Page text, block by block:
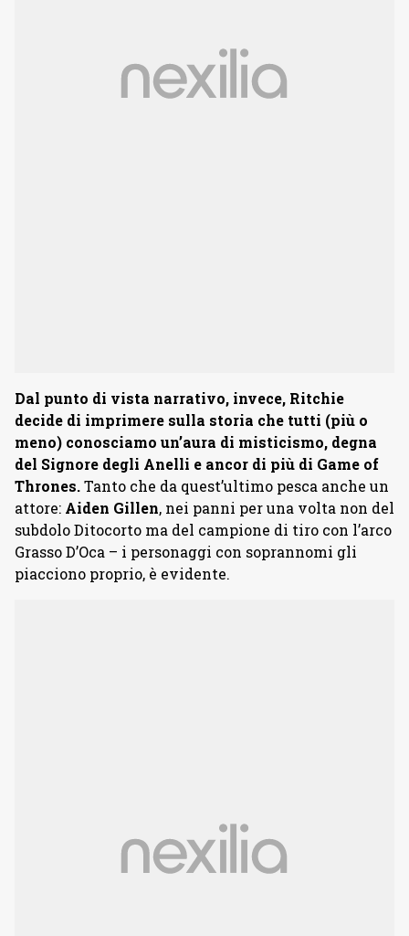
Dal punto di vista narrativo, invece, Ritchie
decide di imprimere sulla storia che tutti (più o
meno) conosciamo un’aura di misticismo, degna
del Signore degli Anelli e ancor di più di Game of
Thrones.Tanto che da quest’ultimo pesca anche un
attore: Aiden Gillen, nei panni per una volta non del
subdolo Ditocorto ma del campione di tiro con l’arco
Grasso D’Oca – i personaggi con soprannomi gli
piacciono proprio, è evidente.